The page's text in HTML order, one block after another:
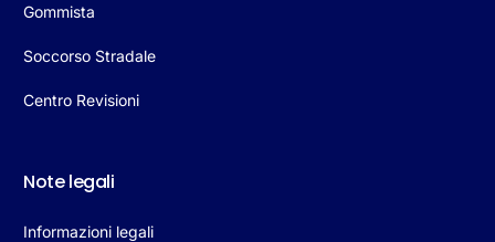
Gommista
Soccorso Stradale
Centro Revisioni
Note legali
Informazioni legali